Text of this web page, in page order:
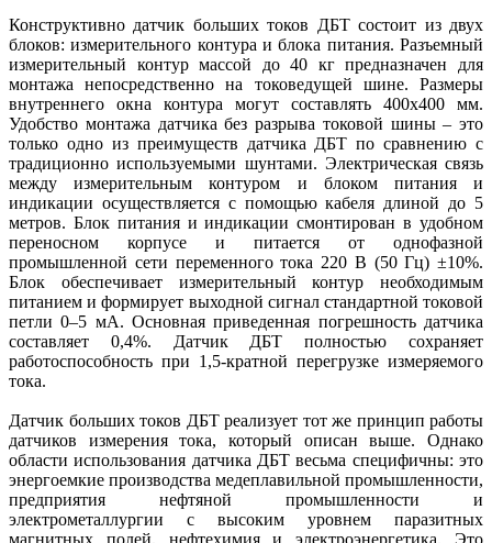
Конструктивно датчик больших токов ДБТ состоит из двух
блоков: измерительного контура и блока питания. Разъемный
измерительный контур массой до 40 кг предназначен для
монтажа непосредственно на токоведущей шине. Размеры
внутреннего окна контура могут составлять 400х400 мм.
Удобство монтажа датчика без разрыва токовой шины – это
только одно из преимуществ датчика ДБТ по сравнению с
традиционно используемыми шунтами. Электрическая связь
между измерительным контуром и блоком питания и
индикации осуществляется с помощью кабеля длиной до 5
метров. Блок питания и индикации смонтирован в удобном
переносном корпусе и питается от однофазной
промышленной сети переменного тока 220 В (50 Гц) ±10%.
Блок обеспечивает измерительный контур необходимым
питанием и формирует выходной сигнал стандартной токовой
петли 0–5 мА. Основная приведенная погрешность датчика
составляет 0,4%. Датчик ДБТ полностью сохраняет
работоспособность при 1,5-кратной перегрузке измеряемого
тока.
Датчик больших токов ДБТ реализует тот же принцип работы
датчиков измерения тока, который описан выше. Однако
области использования датчика ДБТ весьма специфичны: это
энергоемкие производства медеплавильной промышленности,
предприятия неф­тяной промышленности и
электрометаллургии с высоким уровнем паразитных